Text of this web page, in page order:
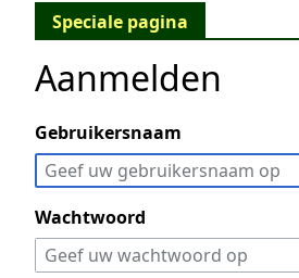
Speciale pagina
Aanmelden
Gebruikersnaam
Wachtwoord